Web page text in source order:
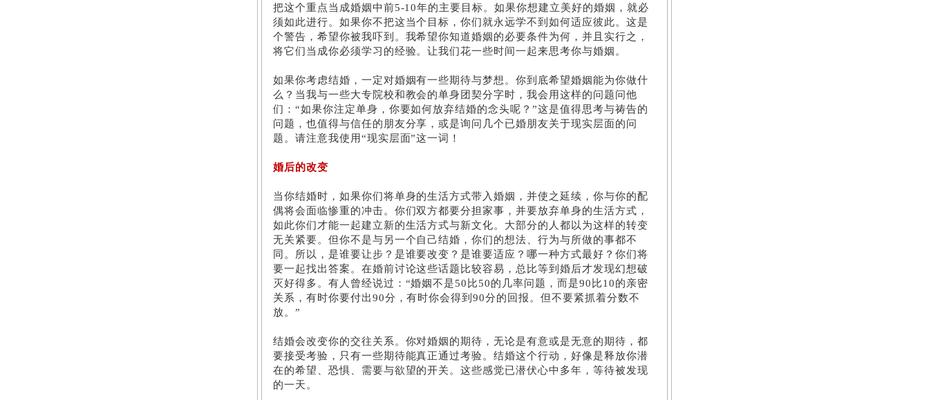
把这个重点当成婚姻中前5-10年的主要目标。如果你想建立美好的婚姻，就必
须如此进行。如果你不把这当个目标，你们就永远学不到如何适应彼此。这是
个警告，希望你被我吓到。我希望你知道婚姻的必要条件为何，并且实行之，
将它们当成你必须学习的经验。让我们花一些时间一起来思考你与婚姻。
如果你考虑结婚，一定对婚姻有一些期待与梦想。你到底希望婚姻能为你做什
么？当我与一些大专院校和教会的单身团契分字时，我会用这样的问题问他
们：“如果你注定单身，你要如何放弃结婚的念头呢？”这是值得思考与祷告的
问题，也值得与信任的朋友分享，或是询问几个已婚朋友关于现实层面的问
题。请注意我使用“现实层面”这一词！
婚后的改变
当你结婚时，如果你们将单身的生活方式带入婚姻，并使之延续，你与你的配
偶将会面临惨重的冲击。你们双方都要分担家事，并要放弃单身的生活方式，
如此你们才能一起建立新的生活方式与新文化。大部分的人都以为这样的转变
无关紧要。但你不是与另一个自己结婚，你们的想法、行为与所做的事都不
同。所以，是谁要让步？是谁要改变？是谁要适应？哪一种方式最好？你们将
要一起找出答案。在婚前讨论这些话题比较容易，总比等到婚后才发现幻想破
灭好得多。有人曾经说过：“婚姻不是50 比50的几率问题，而是90 比10的亲密
关系，有时你要付出90分，有时你会得到90分的回报。但不要紧抓着分数不
放。”
结婚会改变你的交往关系。你对婚姻的期待，无论是有意或是无意的期待，都
要接受考验，只有一些期待能真正通过考验。结婚这个行动，好像是释放你潜
在的希望、恐惧、需要与欲望的开关。这些感觉已潜伏心中多年，等待被发现
的一天。